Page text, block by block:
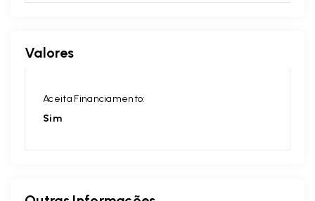
Valores
Aceita Financiamento:
Sim